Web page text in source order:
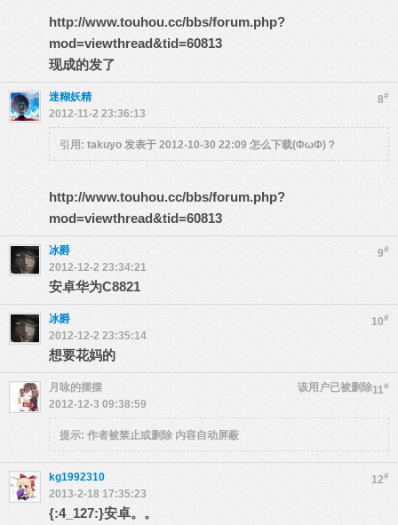
http://www.touhou.cc/bbs/forum.php?
mod=viewthread&tid=60813
现成的发了
8#
迷糊妖精
2012-11-2 23:36:13
引用: takuyo 发表于 2012-10-30 22:09 怎么下载(ΦωΦ)？
http://www.touhou.cc/bbs/forum.php?
mod=viewthread&tid=60813
9#
冰爵
2012-12-2 23:34:21
安卓华为C8821
10#
冰爵
2012-12-2 23:35:14
想要花妈的
11#
月咏的摆摆
该用户已被删除
2012-12-3 09:38:59
提示: 作者被禁止或删除 内容自动屏蔽
12#
kg1992310
2013-2-18 17:35:23
{:4_127:}安卓。。